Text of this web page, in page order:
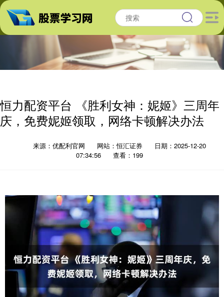
恒力配资平台 《胜利女神：妮姬》三周年
庆，免费妮姬领取，网络卡顿解决办法
来源：优配利官网 网站：恒汇证券
日期：2025-12-20
07:34:56
查看：199